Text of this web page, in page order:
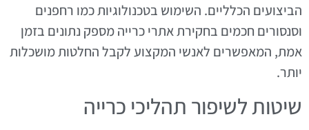
הביצועים הכלליים. השימוש בטכנולוגיות כמו רחפנים
וסנסורים חכמים בחקירת אתרי כרייה מספק נתונים בזמן
אמת, המאפשרים לאנשי המקצוע לקבל החלטות מושכלות
יותר.
שיטות לשיפור תהליכי כרייה